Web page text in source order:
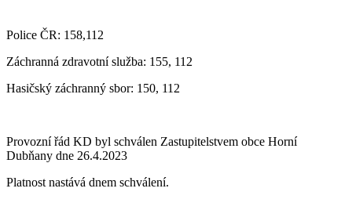
Police ČR: 158,112
Záchranná zdravotní služba: 155, 112
Hasičský záchranný sbor: 150, 112
Provozní řád KD byl schválen Zastupitelstvem obce Horní
Dubňany dne 26.4.2023
Platnost nastává dnem schválení.